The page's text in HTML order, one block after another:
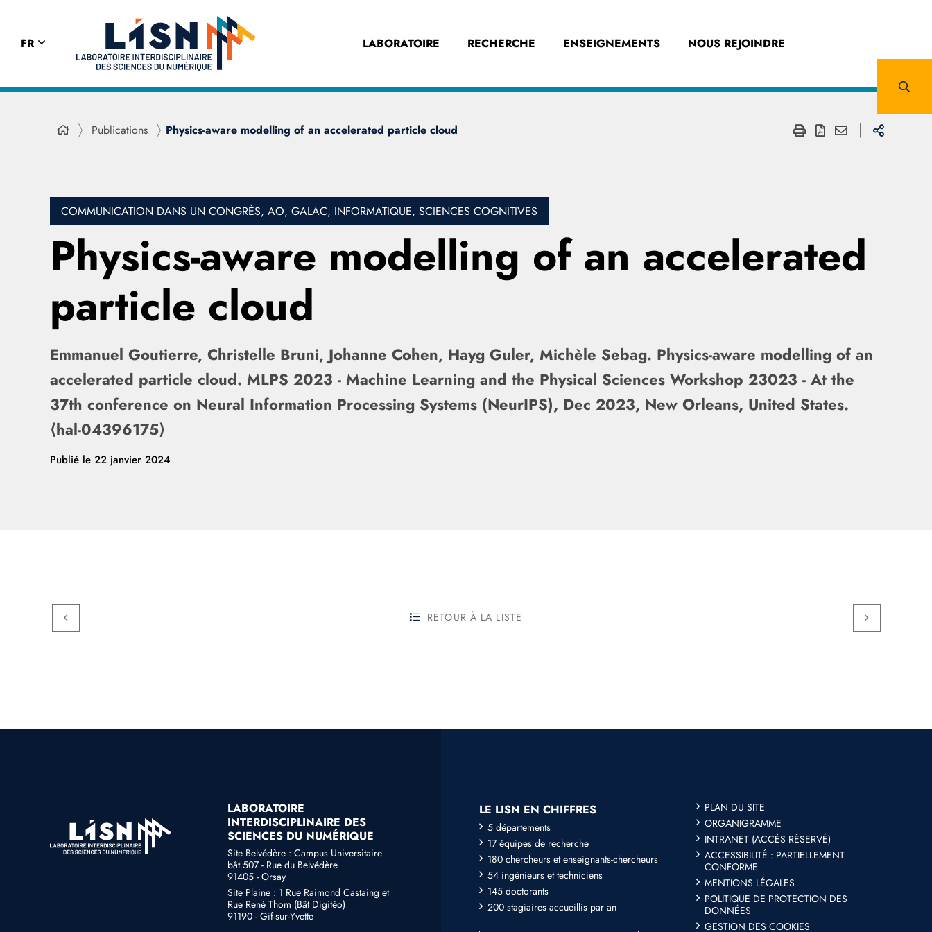
FR LABORATOIRE RECHERCHE ENSEIGNEMENTS NOUS REJOINDRE
Publications Physics-aware modelling of an accelerated particle cloud
COMMUNICATION DANS UN CONGRÈS, AO, GALAC, INFORMATIQUE, SCIENCES COGNITIVES
Physics-aware modelling of an accelerated
particle cloud
Emmanuel Goutierre, Christelle Bruni, Johanne Cohen, Hayg Guler, Michèle Sebag. Physics-aware modelling of an
accelerated particle cloud. MLPS 2023 - Machine Learning and the Physical Sciences Workshop 23023 - At the
37th conference on Neural Information Processing Systems (NeurIPS), Dec 2023, New Orleans, United States.
⟨hal-04396175⟩
Publié le 22 janvier 2024
RETOUR À LA LISTE
LABORATOIRE
INTERDISCIPLINAIRE DES
SCIENCES DU NUMÉRIQUE
Site Belvédère : Campus Universitaire
bât.507 - Rue du Belvédère
91405 - Orsay
Site Plaine : 1 Rue Raimond Castaing et
Rue René Thom (Bât Digitéo)
91190 - Gif-sur-Yvette
LE LISN EN CHIFFRES
5 départements
17 équipes de recherche
180 chercheurs et enseignants-chercheurs
54 ingénieurs et techniciens
145 doctorants
200 stagiaires accueillis par an
PLAN DU SITE
ORGANIGRAMME
INTRANET (ACCÈS RÉSERVÉ)
ACCESSIBILITÉ : PARTIELLEMENT
CONFORME
MENTIONS LÉGALES
POLITIQUE DE PROTECTION DES
DONNÉES
GESTION DES COOKIES